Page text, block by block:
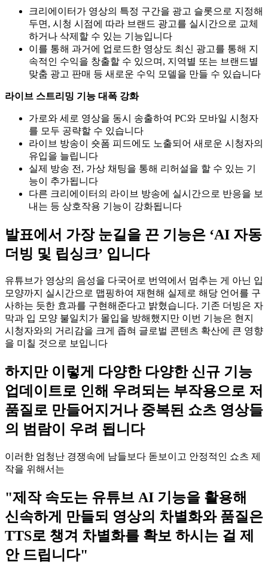
크리에이터가 영상의 특정 구간을 광고 슬롯으로 지정해
두면, 시청 시점에 따라 브랜드 광고를 실시간으로 교체
하거나 삭제할 수 있는 기능입니다
이를 통해 과거에 업로드한 영상도 최신 광고를 통해 지
속적인 수익을 창출할 수 있으며, 지역별 또는 브랜드별
맞춤 광고 판매 등 새로운 수익 모델을 만들 수 있습니다
라이브 스트리밍 기능 대폭 강화
가로와 세로 영상을 동시 송출하여 PC와 모바일 시청자
를 모두 공략할 수 있습니다
라이브 방송이 숏폼 피드에도 노출되어 새로운 시청자의
유입을 늘립니다
실제 방송 전, 가상 채팅을 통해 리허설을 할 수 있는 기
능이 추가됩니다
다른 크리에이터의 라이브 방송에 실시간으로 반응을 보
내는 등 상호작용 기능이 강화됩니다
발표에서 가장 눈길을 끈 기능은 ‘AI 자동
더빙 및 립싱크’ 입니다
유튜브가 영상의 음성을 다국어로 번역에서 멈추는 게 아닌 입
모양까지 실시간으로 맵핑하여 재현해 실제로 해당 언어를 구
사하는 듯한 효과를 구현해준다고 밝혔습니다. 기존 더빙은 자
막과 입 모양 불일치가 몰입을 방해했지만 이번 기능은 현지
시청자와의 거리감을 크게 좁혀 글로벌 콘텐츠 확산에 큰 영향
을 미칠 것으로 보입니다
하지만 이렇게 다양한 다양한 신규 기능
업데이트로 인해 우려되는 부작용으로 저
품질로 만들어지거나 중복된 쇼츠 영상들
의 범람이 우려 됩니다
이러한 엄청난 경쟁속에 남들보다 돋보이고 안정적인 쇼츠 제
작을 위해서는
"제작 속도는 유튜브 AI 기능을 활용해
신속하게 만들되 영상의 차별화와 품질은
TTS로 챙겨 차별화를 확보 하시는 걸 제
안 드립니다"